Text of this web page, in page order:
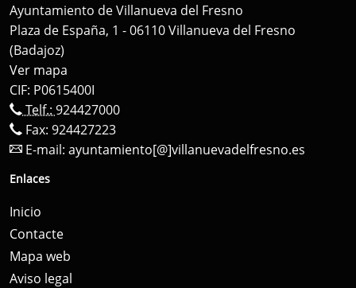
Ayuntamiento de Villanueva del Fresno
Plaza de España, 1 - 06110 Villanueva del Fresno
(Badajoz)
Ver mapa
CIF: P0615400I
Telf.: 924427000
Fax: 924427223
E-mail: ayuntamiento[@]villanuevadelfresno.es
Enlaces
Inicio
Contacte
Mapa web
Aviso legal